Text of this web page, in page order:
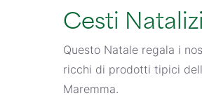
Cesti Natalizi
Questo Natale regala i
ricchi di prodotti tipici
Maremma.